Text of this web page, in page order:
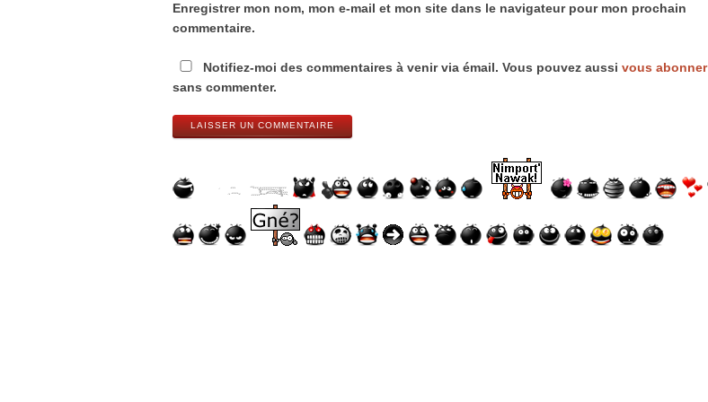
Enregistrer mon nom, mon e-mail et mon site dans le navigateur pour mon prochain
commentaire.
Notifiez-moi des commentaires à venir via émail. Vous pouvez aussi vous abonner
sans commenter.
LAISSER UN COMMENTAIRE